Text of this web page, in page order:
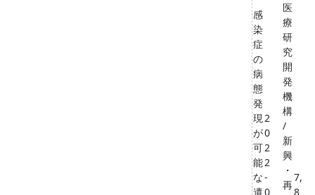
感
染
症
の
病
態
発
現
が
可
能
な
遺
2
0
2
2
-
0
医
療
研
究
開
発
機
構
/
新
興
・
再
7,
8